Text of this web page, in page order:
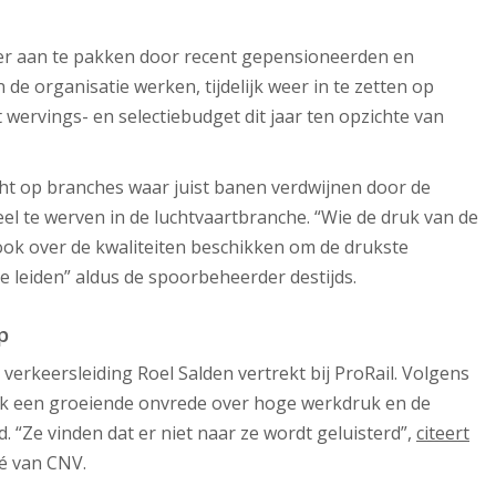
aan te pakken door recent gepensioneerden en
organisatie werken, tijdelijk weer in te zetten op
en selectiebudget dit jaar ten opzichte van
op branches waar juist banen verdwijnen door de
te werven in de luchtvaartbranche. “Wie de druk van de
over de kwaliteiten beschikken om de drukste
aldus de spoorbeheerder destijds.
Roel Salden vertrekt bij ProRail. Volgens
een groeiende onvrede over hoge werkdruk en de
vinden dat er niet naar ze wordt geluisterd”, citeert
van CNV.